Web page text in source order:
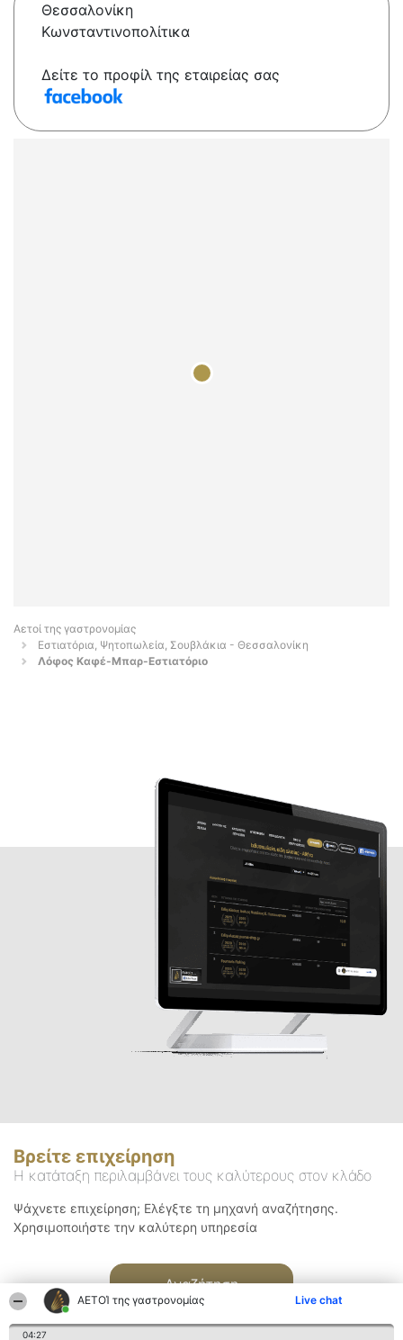
ΑΕΤΟΊ της γαστρονομίας Live chat
04:27
Θεσσαλονίκη
Κωνσταντινοπολίτικα
Δείτε το προφίλ της εταιρείας σας
Αετοί της γαστρονομίας
Εστιατόρια, Ψητοπωλεία, Σουβλάκια - Θεσσαλονίκη
Λόφος Καφέ-Μπαρ-Εστιατόριο
Βρείτε επιχείρηση
Η κατάταξη περιλαμβάνει τους καλύτερους στον κλάδο
Ψάχνετε επιχείρηση; Ελέγξτε τη μηχανή αναζήτησης.
Χρησιμοποιήστε την καλύτερη υπηρεσία
Αναζήτηση